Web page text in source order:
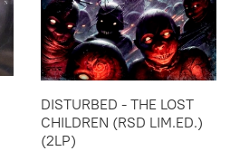
DISTURBED - THE LOST
CHILDREN (RSD LIM.ED.)
(2LP)